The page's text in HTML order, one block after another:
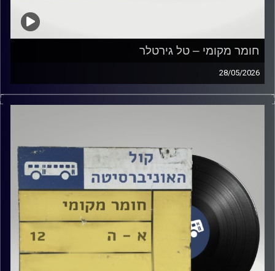
חומר מקומי – טל גירטלר
28/05/2026
שעה של מוזיקה ישראלית עם טל גירטלר